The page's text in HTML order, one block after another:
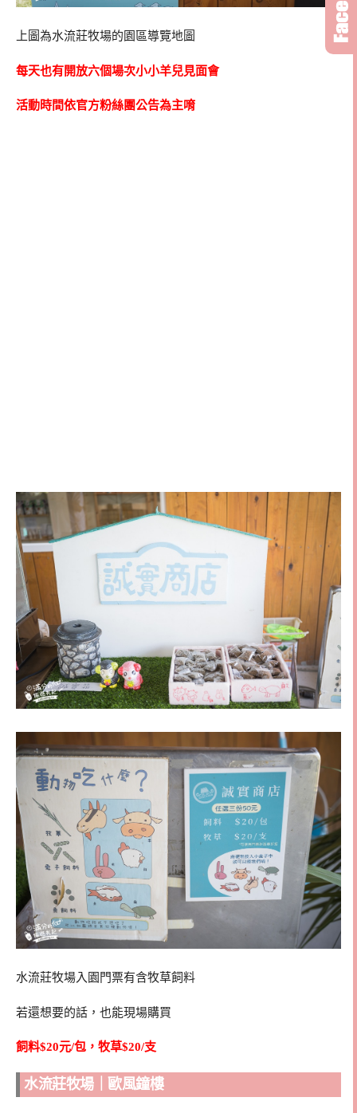
上圖為水流莊牧場的園區導覽地圖
每天也有開放六個場次小小羊兒見面會
活動時間依官方粉絲團公告為主唷
水流莊牧場入園門票有含牧草飼料
若還想要的話，也能現場購買
飼料$20元/包，牧草$20/支
水流莊牧場｜歐風鐘樓